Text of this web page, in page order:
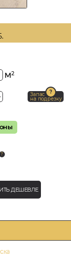
м2
Запас
на подрезку
ДЕШЕВЛЕ